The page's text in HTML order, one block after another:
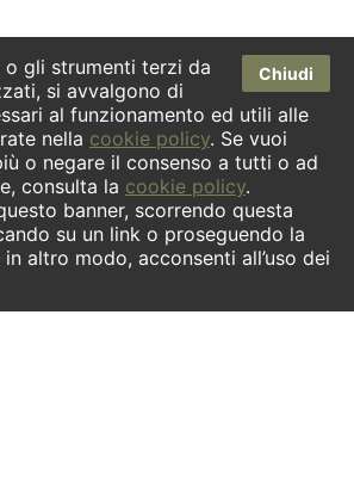
Chiudi
o gli strumenti terzi da
si avvalgono di
al funzionamento ed utili alle
nella cookie policy. Se vuoi
o negare il consenso a tutti o ad
consulta la cookie policy.
banner, scorrendo questa
su un link o proseguendo la
altro modo, acconsenti all’uso dei
comma 125- quinquies della Legge